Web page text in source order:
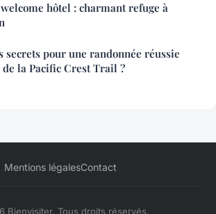
hôtel : charmant refuge à
secrets pour une randonnée réussie
la Pacific Crest Trail ?
Mentions légalesContact
Bienvisiter. Tous droits réservés.